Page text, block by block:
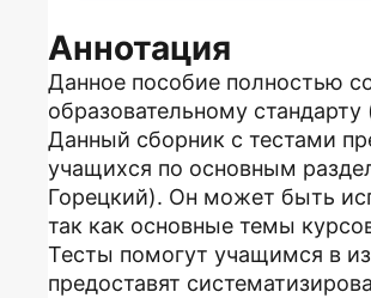
Аннотация
Данное пособие полностью
образовательному
Данный сборник с тестами
учащихся по основным
Горецкий). Он может быть
так как основные темы
Тесты помогут учащимся в
предоставят